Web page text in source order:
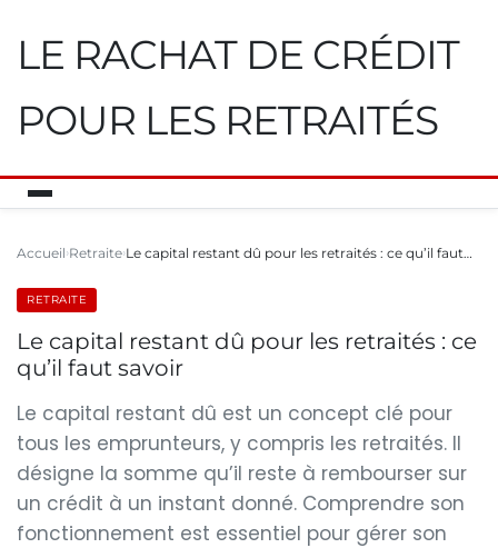
LE RACHAT DE CRÉDIT
POUR LES RETRAITÉS
Accueil Retraite Le capital restant dû pour les retraités : ce qu’il faut…
RETRAITE
Le capital restant dû pour les retraités : ce
qu’il faut savoir
Le capital restant dû est un concept clé pour
tous les emprunteurs, y compris les retraités. Il
désigne la somme qu’il reste à rembourser sur
un crédit à un instant donné. Comprendre son
fonctionnement est essentiel pour gérer son